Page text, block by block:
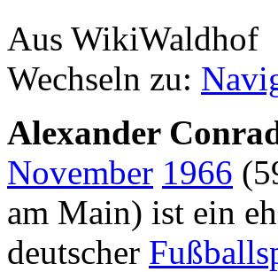
Aus WikiWaldhof
Wechseln zu:
Alexander
November 1966
am Main) ist ein
deutscher